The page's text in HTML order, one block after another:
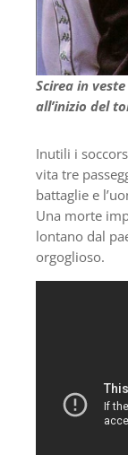
Scirea in
all’inizio del
Inutili i
vita tre
battaglie e
Una morte
lontano dal
orgoglioso.